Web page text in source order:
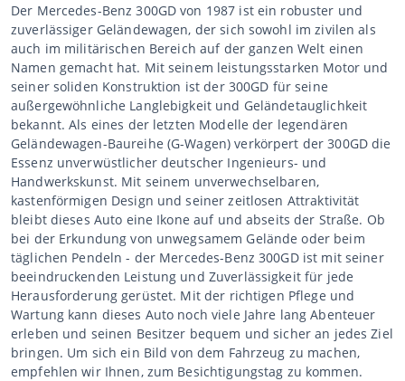
Der Mercedes-Benz 300GD von 1987 ist ein robuster und
zuverlässiger Geländewagen, der sich sowohl im zivilen als
auch im militärischen Bereich auf der ganzen Welt einen
Namen gemacht hat. Mit seinem leistungsstarken Motor und
seiner soliden Konstruktion ist der 300GD für seine
außergewöhnliche Langlebigkeit und Geländetauglichkeit
bekannt. Als eines der letzten Modelle der legendären
Geländewagen-Baureihe (G-Wagen) verkörpert der 300GD die
Essenz unverwüstlicher deutscher Ingenieurs- und
Handwerkskunst. Mit seinem unverwechselbaren,
kastenförmigen Design und seiner zeitlosen Attraktivität
bleibt dieses Auto eine Ikone auf und abseits der Straße. Ob
bei der Erkundung von unwegsamem Gelände oder beim
täglichen Pendeln - der Mercedes-Benz 300GD ist mit seiner
beeindruckenden Leistung und Zuverlässigkeit für jede
Herausforderung gerüstet. Mit der richtigen Pflege und
Wartung kann dieses Auto noch viele Jahre lang Abenteuer
erleben und seinen Besitzer bequem und sicher an jedes Ziel
bringen. Um sich ein Bild von dem Fahrzeug zu machen,
empfehlen wir Ihnen, zum Besichtigungstag zu kommen.